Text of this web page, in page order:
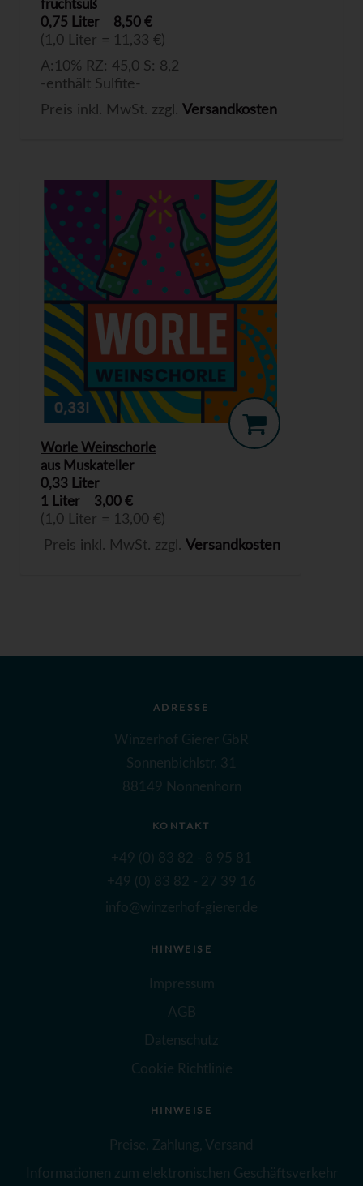
fruchtsüß
0,75 Liter
8,50 €
(1,0 Liter = 11,33 €)
A:10% RZ: 45,0 S: 8,2
-enthält Sulfite-
Preis inkl. MwSt. zzgl. Versandkosten
Worle Weinschorle
aus Muskateller
0,33 Liter
1 Liter
3,00 €
(1,0 Liter = 13,00 €)
Preis inkl. MwSt. zzgl. Versandkosten
ADRESSE
Winzerhof Gierer GbR
Sonnenbichlstr. 31
88149 Nonnenhorn
KONTAKT
+49 (0) 83 82 - 8 95 81
+49 (0) 83 82 - 27 39 16
info@winzerhof-gierer.de
HINWEISE
Impressum
AGB
Datenschutz
Cookie Richtlinie
HINWEISE
Preise, Zahlung, Versand
Informationen zum elektronischen Geschäftsverkehr